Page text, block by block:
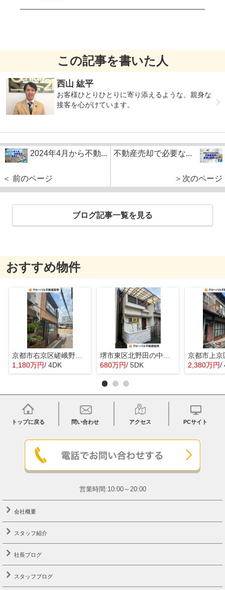
この記事を書いた人
西山 紘平
お客様ひとりひとりに寄り添えるような、親身な
接客を心がけています。
2024年4月から不動...
＜ 前のページ
不動産売却で必要な...
＞次のページ
ブログ記事一覧を見る
おすすめ物件
京都市右京区嵯峨野宮ノ元町の中古一戸建
1,180万円/ 4DK
680万円/ 5DK 2,380万円/
トップに戻る 問い合わせ アクセス PCサイト
営業時間:10:00～20:00
会社概要
スタッフ紹介
社長ブログ
スタッフブログ